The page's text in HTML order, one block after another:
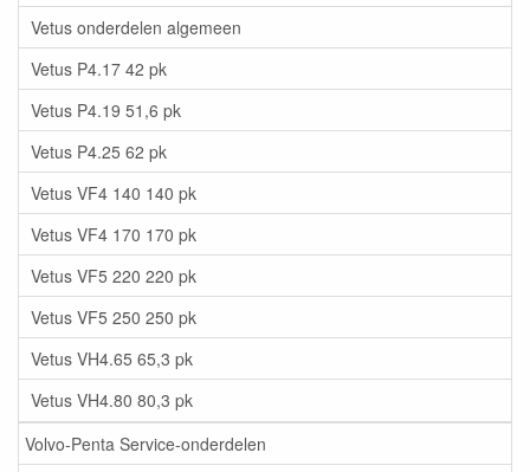
Vetus onderdelen algemeen
Vetus P4.17 42 pk
Vetus P4.19 51,6 pk
Vetus P4.25 62 pk
Vetus VF4 140 140 pk
Vetus VF4 170 170 pk
Vetus VF5 220 220 pk
Vetus VF5 250 250 pk
Vetus VH4.65 65,3 pk
Vetus VH4.80 80,3 pk
Volvo-Penta Service-onderdelen